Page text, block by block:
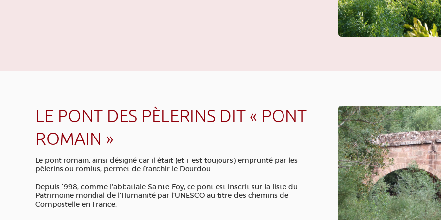
LE PONT DES PÈLERINS DIT « PONT
ROMAIN »
Le pont romain, ainsi désigné car il était (et il est toujours) emprunté par les
pèlerins ou romius, permet de franchir le Dourdou.
Depuis 1998, comme l’abbatiale Sainte-Foy, ce pont est inscrit sur la liste du
Patrimoine mondial de l’Humanité par l’UNESCO au titre des chemins de
Compostelle en France.